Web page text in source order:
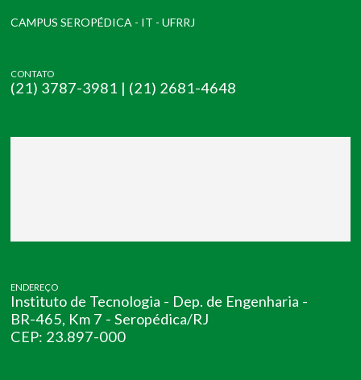
CAMPUS SEROPÉDICA - IT - UFRRJ
CONTATO
(21) 3787-3981 | (21) 2681-4648
ENDEREÇO
Instituto de Tecnologia - Dep. de Engenharia -
BR-465, Km 7 - Seropédica/RJ
CEP: 23.897-000